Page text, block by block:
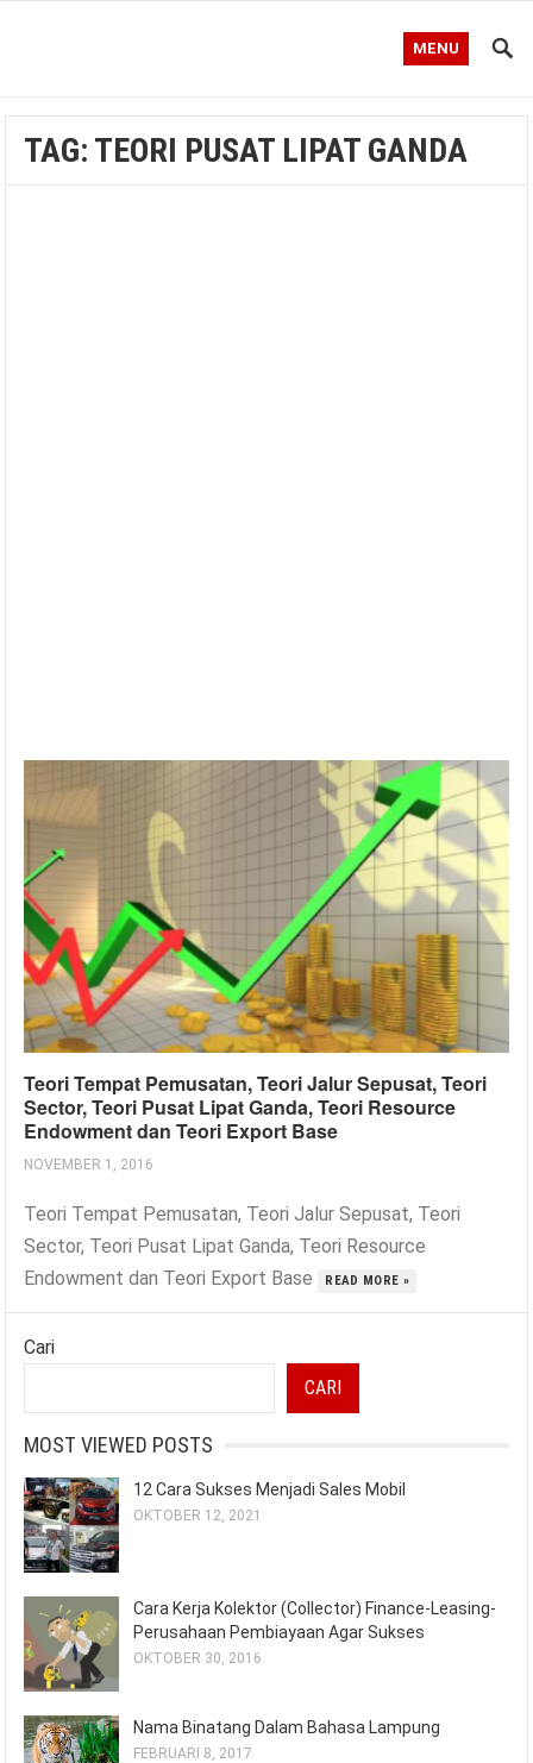
MENU
TAG: TEORI PUSAT LIPAT GANDA
Teori Tempat Pemusatan, Teori Jalur Sepusat, Teori
Sector, Teori Pusat Lipat Ganda, Teori Resource
Endowment dan Teori Export Base
NOVEMBER 1, 2016
Teori Tempat Pemusatan, Teori Jalur Sepusat, Teori
Sector, Teori Pusat Lipat Ganda, Teori Resource
Endowment dan Teori Export Base
READ MORE »
Cari
CARI
MOST VIEWED POSTS
12 Cara Sukses Menjadi Sales Mobil
OKTOBER 12, 2021
Cara Kerja Kolektor (Collector) Finance-Leasing-
Perusahaan Pembiayaan Agar Sukses
OKTOBER 30, 2016
Nama Binatang Dalam Bahasa Lampung
FEBRUARI 8, 2017